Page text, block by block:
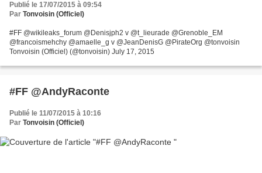
Publié le 17/07/2015 à 09:54
Par Tonvoisin (Officiel)
#FF @wikileaks_forum @Denisjph2 v @t_lieurade @Grenoble_EM
@francoismehchy @amaelle_g v @JeanDenisG @PirateOrg @tonvoisin
Tonvoisin (Officiel) (@tonvoisin) July 17, 2015
#FF @AndyRaconte
Publié le 11/07/2015 à 10:16
Par Tonvoisin (Officiel)